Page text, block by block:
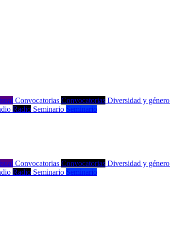
Convocatorias Convocatorias Diversidad y género
Radio Seminario Seminario
Convocatorias Convocatorias Diversidad y género
Radio Seminario Seminario